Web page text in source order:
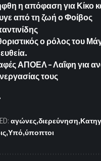
η απόφαση για Κίκο
από τη ζωή ο Φοίβος
ο ρόλος του
ΑΠΟΕΛ – Λαΐφη για
τους
αγώνες διερεύνηση
Υπό ύποπτοι